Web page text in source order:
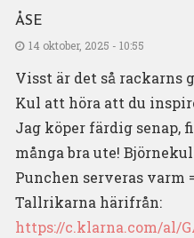
ÅSE
14 oktober, 2025 - 10:55
Visst är det så rackarns
Kul att höra att du
Jag köper färdig senap,
många bra ute!
Punchen serveras varm
Tallrikarna härifrån:
https://c.klarna.com/al/